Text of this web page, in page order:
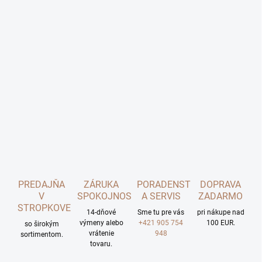
PREDAJŇA
V
STROPKOVE
so širokým
sortimentom.
ZÁRUKA
SPOKOJNOSTI
14-dňové
výmeny alebo
vrátenie
tovaru.
PORADENSTVO
A SERVIS
Sme tu pre vás
+421 905 754
948
DOPRAVA
ZADARMO
pri nákupe nad
100 EUR.